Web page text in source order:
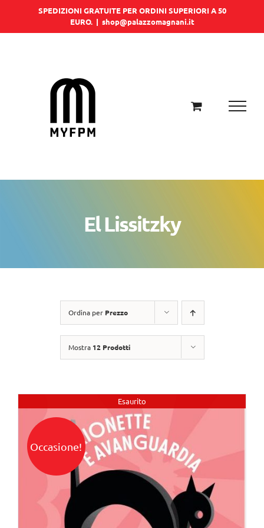
SPEDIZIONI GRATUITE PER ORDINI SUPERIORI A 50
EURO. | shop@palazzomagnani.it
El Lissitzky
Ordina per Prezzo
Mostra 12 Prodotti
Esaurito
Occasione!